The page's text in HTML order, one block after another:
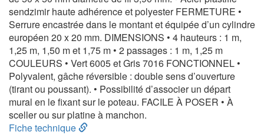
sendzimir haute adhérence et polyester FERMETURE •
Serrure encastrée dans le montant et équipée d’un cylindre
européen 20 x 20 mm. DIMENSIONS • 4 hauteurs : 1 m,
1,25 m, 1,50 m et 1,75 m • 2 passages : 1 m, 1,25 m
COULEURS • Vert 6005 et Gris 7016 FONCTIONNEL •
Polyvalent, gâche réversible : double sens d’ouverture
(tirant ou poussant). • Possibilité d’associer un départ
mural en le fixant sur le poteau. FACILE À POSER • À
sceller ou sur platine à manchon.
Fiche technique